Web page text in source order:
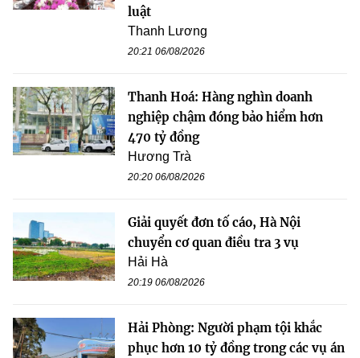
luật
Thanh Lương
20:21 06/08/2026
Thanh Hoá: Hàng nghìn doanh
nghiệp chậm đóng bảo hiểm hơn
470 tỷ đồng
Hương Trà
20:20 06/08/2026
Giải quyết đơn tố cáo, Hà Nội
chuyển cơ quan điều tra 3 vụ
Hải Hà
20:19 06/08/2026
Hải Phòng: Người phạm tội khắc
phục hơn 10 tỷ đồng trong các vụ án